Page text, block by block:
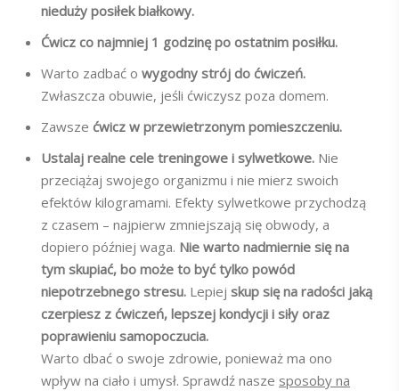
nieduży posiłek białkowy.
Ćwicz co najmniej 1 godzinę po ostatnim posiłku.
Warto zadbać o wygodny strój do ćwiczeń.
Zwłaszcza obuwie, jeśli ćwiczysz poza domem.
Zawsze ćwicz w przewietrzonym pomieszczeniu.
Ustalaj realne cele treningowe i sylwetkowe. Nie
przeciążaj swojego organizmu i nie mierz swoich
efektów kilogramami. Efekty sylwetkowe przychodzą
z czasem – najpierw zmniejszają się obwody, a
dopiero później waga. Nie warto nadmiernie się na
tym skupiać, bo może to być tylko powód
niepotrzebnego stresu. Lepiej skup się na radości jaką
czerpiesz z ćwiczeń, lepszej kondycji i siły oraz
poprawieniu samopoczucia.
Warto dbać o swoje zdrowie, ponieważ ma ono
wpływ na ciało i umysł. Sprawdź nasze sposoby na